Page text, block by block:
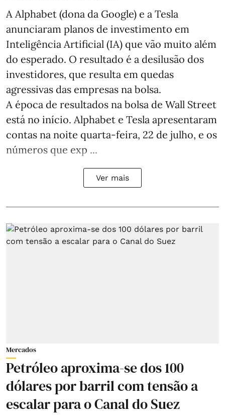
A Alphabet (dona da Google) e a Tesla
anunciaram planos de investimento em
Inteligência Artificial (IA) que vão muito além
do esperado. O resultado é a desilusão dos
investidores, que resulta em quedas
agressivas das empresas na bolsa.
A época de resultados na bolsa de Wall Street
está no início. Alphabet e Tesla apresentaram
contas na noite quarta-feira, 22 de julho, e os
números que exp ...
Ver mais
Mercados
Petróleo aproxima-se dos 100
dólares por barril com tensão a
escalar para o Canal do Suez